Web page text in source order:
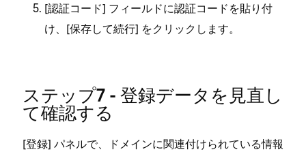
[⁠認証コ⁠ード⁠] フ⁠ィ⁠ールドに認証コ⁠ードを貼り付
け⁠、[⁠保存して続行⁠] をクリ⁠ックします⁠。
ステ⁠ップ7 - 登録デ⁠ータを見直し
て確認する
[⁠登録⁠] パネルで⁠、ドメインに関連付けられている情報